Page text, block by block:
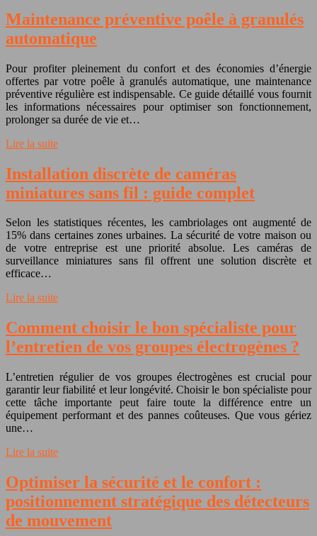
Maintenance préventive poêle à granulés
automatique
Pour profiter pleinement du confort et des économies d’énergie
offertes par votre poêle à granulés automatique, une maintenance
préventive régulière est indispensable. Ce guide détaillé vous fournit
les informations nécessaires pour optimiser son fonctionnement,
prolonger sa durée de vie et…
Lire la suite
Installation discrète de caméras
miniatures sans fil : guide complet
Selon les statistiques récentes, les cambriolages ont augmenté de
15% dans certaines zones urbaines. La sécurité de votre maison ou
de votre entreprise est une priorité absolue. Les caméras de
surveillance miniatures sans fil offrent une solution discrète et
efficace…
Lire la suite
Comment choisir le bon spécialiste pour
l’entretien de vos groupes électrogènes ?
L’entretien régulier de vos groupes électrogènes est crucial pour
garantir leur fiabilité et leur longévité. Choisir le bon spécialiste pour
cette tâche importante peut faire toute la différence entre un
équipement performant et des pannes coûteuses. Que vous gériez
une…
Lire la suite
Optimiser la sécurité et le confort :
positionnement stratégique des détecteurs
de mouvement